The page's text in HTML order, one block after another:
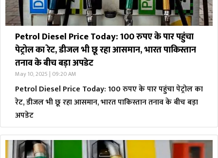
Petrol Diesel Price Today: 100 रुपए के पार पहुंचा
पेट्रोल का रेट, डीजल भी छू रहा आसमान, भारत पाकिस्तान
तनाव के बीच बड़ा अपडेट
May 10, 2025 | 09:20 AM
Petrol Diesel Price Today: 100 रुपए के पार पहुंचा पेट्रोल का
रेट, डीजल भी छू रहा आसमान, भारत पाकिस्तान तनाव के बीच बड़ा
अपडेट